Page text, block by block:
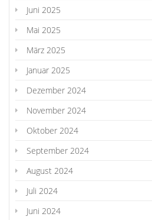
Juni 2025
Mai 2025
März 2025
Januar 2025
Dezember 2024
November 2024
Oktober 2024
September 2024
August 2024
Juli 2024
Juni 2024